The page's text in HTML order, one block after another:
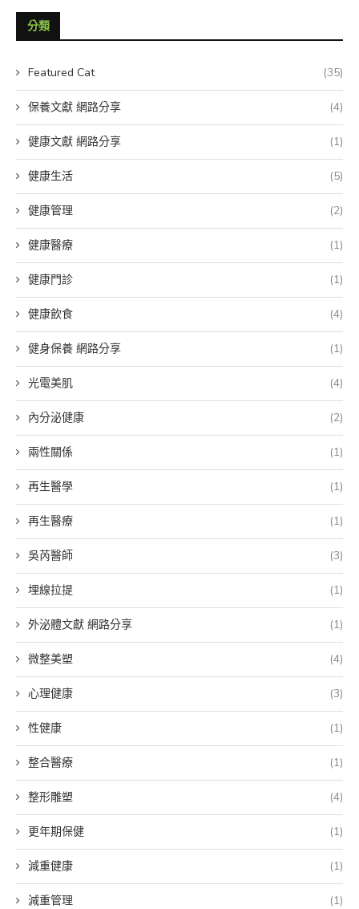
分類
Featured Cat (35)
保養文獻 網路分享 (4)
健康文獻 網路分享 (1)
健康生活 (5)
健康管理 (2)
健康醫療 (1)
健康門診 (1)
健康飲食 (4)
健身保養 網路分享 (1)
光電美肌 (4)
內分泌健康 (2)
兩性關係 (1)
再生醫學 (1)
再生醫療 (1)
吳芮醫師 (3)
埋線拉提 (1)
外泌體文獻 網路分享 (1)
微整美塑 (4)
心理健康 (3)
性健康 (1)
整合醫療 (1)
整形雕塑 (4)
更年期保健 (1)
減重健康 (1)
減重管理 (1)